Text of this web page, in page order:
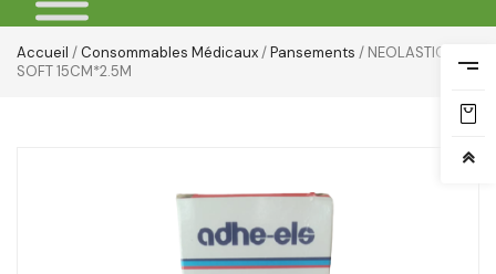
Accueil /Consommables Médicaux/Pansements / NEOLASTIC
SOFT 15CM*2.5M